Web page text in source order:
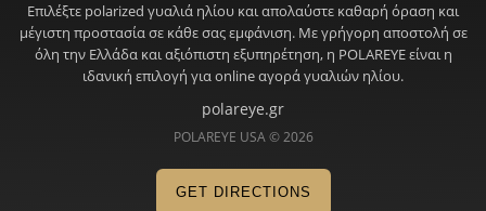
Επιλέξτε polarized γυαλιά ηλίου και απολαύστε καθαρή όραση και
μέγιστη προστασία σε κάθε σας εμφάνιση. Με γρήγορη αποστολή σε
όλη την Ελλάδα και αξιόπιστη εξυπηρέτηση, η POLAREYE είναι η
ιδανική επιλογή για online αγορά γυαλιών ηλίου.
polareye.gr
POLAREYE USA © 2026
GET DIRECTIONS